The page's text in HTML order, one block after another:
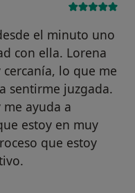
el minuto uno
con ella. Lorena
lo que me
sentirme juzgada.
ayuda a
estoy en muy
que estoy